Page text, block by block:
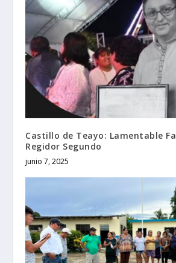
Castillo de Teayo: Lamentable
Regidor Segundo
junio 7, 2025